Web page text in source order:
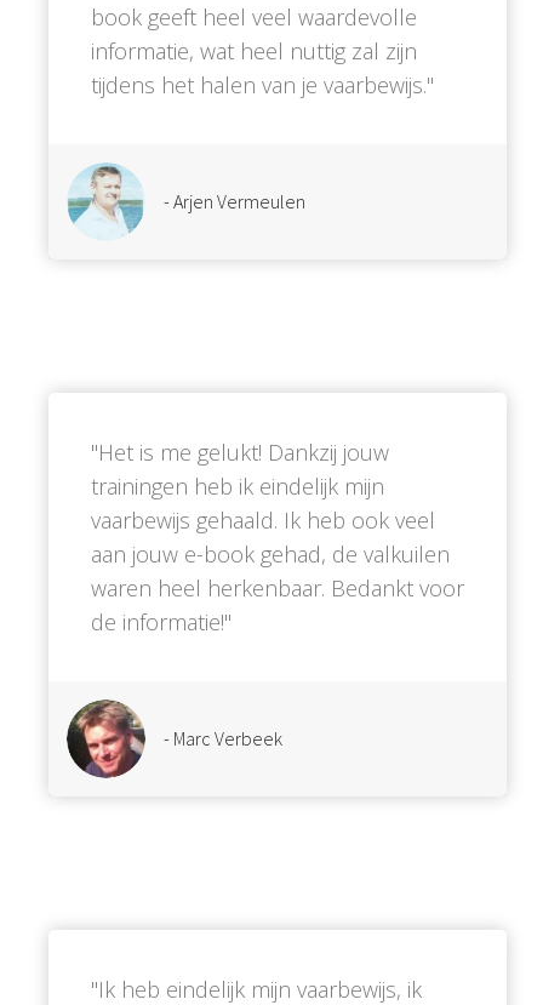
book geeft heel veel waardevolle
informatie, wat heel nuttig zal zijn
tijdens het halen van je vaarbewijs.''
- Arjen Vermeulen
''Het is me gelukt! Dankzij jouw
trainingen heb ik eindelijk mijn
vaarbewijs gehaald. Ik heb ook veel
aan jouw e-book gehad, de valkuilen
waren heel herkenbaar. Bedankt voor
de informatie!''
- Marc Verbeek
''Ik heb eindelijk mijn vaarbewijs, ik